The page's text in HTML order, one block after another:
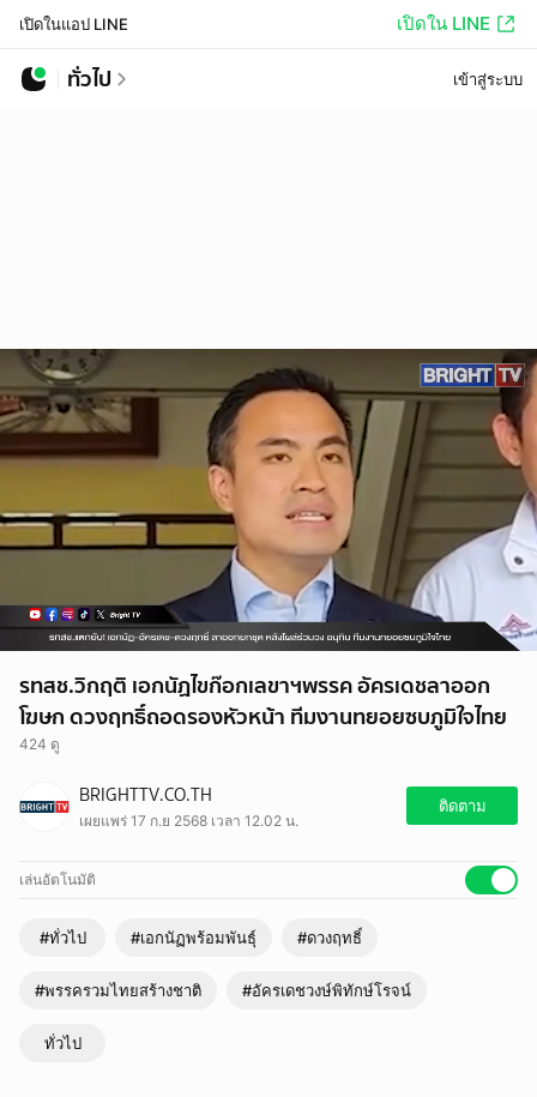
เปิดในแอป LINE เปิดใน LINE
ทั่วไป เข้าสู่ระบบ
รทสช.วิกฤติ เอกนัฏไขก๊อกเลขาฯพรรค อัครเดชลาออก
โฆษก ดวงฤทธิ์ถอดรองหัวหน้า ทีมงานทยอยซบภูมิใจไทย
424 ดู
BRIGHTTV.CO.TH
เผยแพร่ 17 ก.ย 2568 เวลา 12.02 น.
ติดตาม
เล่นอัตโนมัติ
#ทั่วไป #เอกนัฏพร้อมพันธุ์ #ดวงฤทธิ์
#พรรครวมไทยสร้างชาติ #อัครเดชวงษ์พิทักษ์โรจน์
ทั่วไป